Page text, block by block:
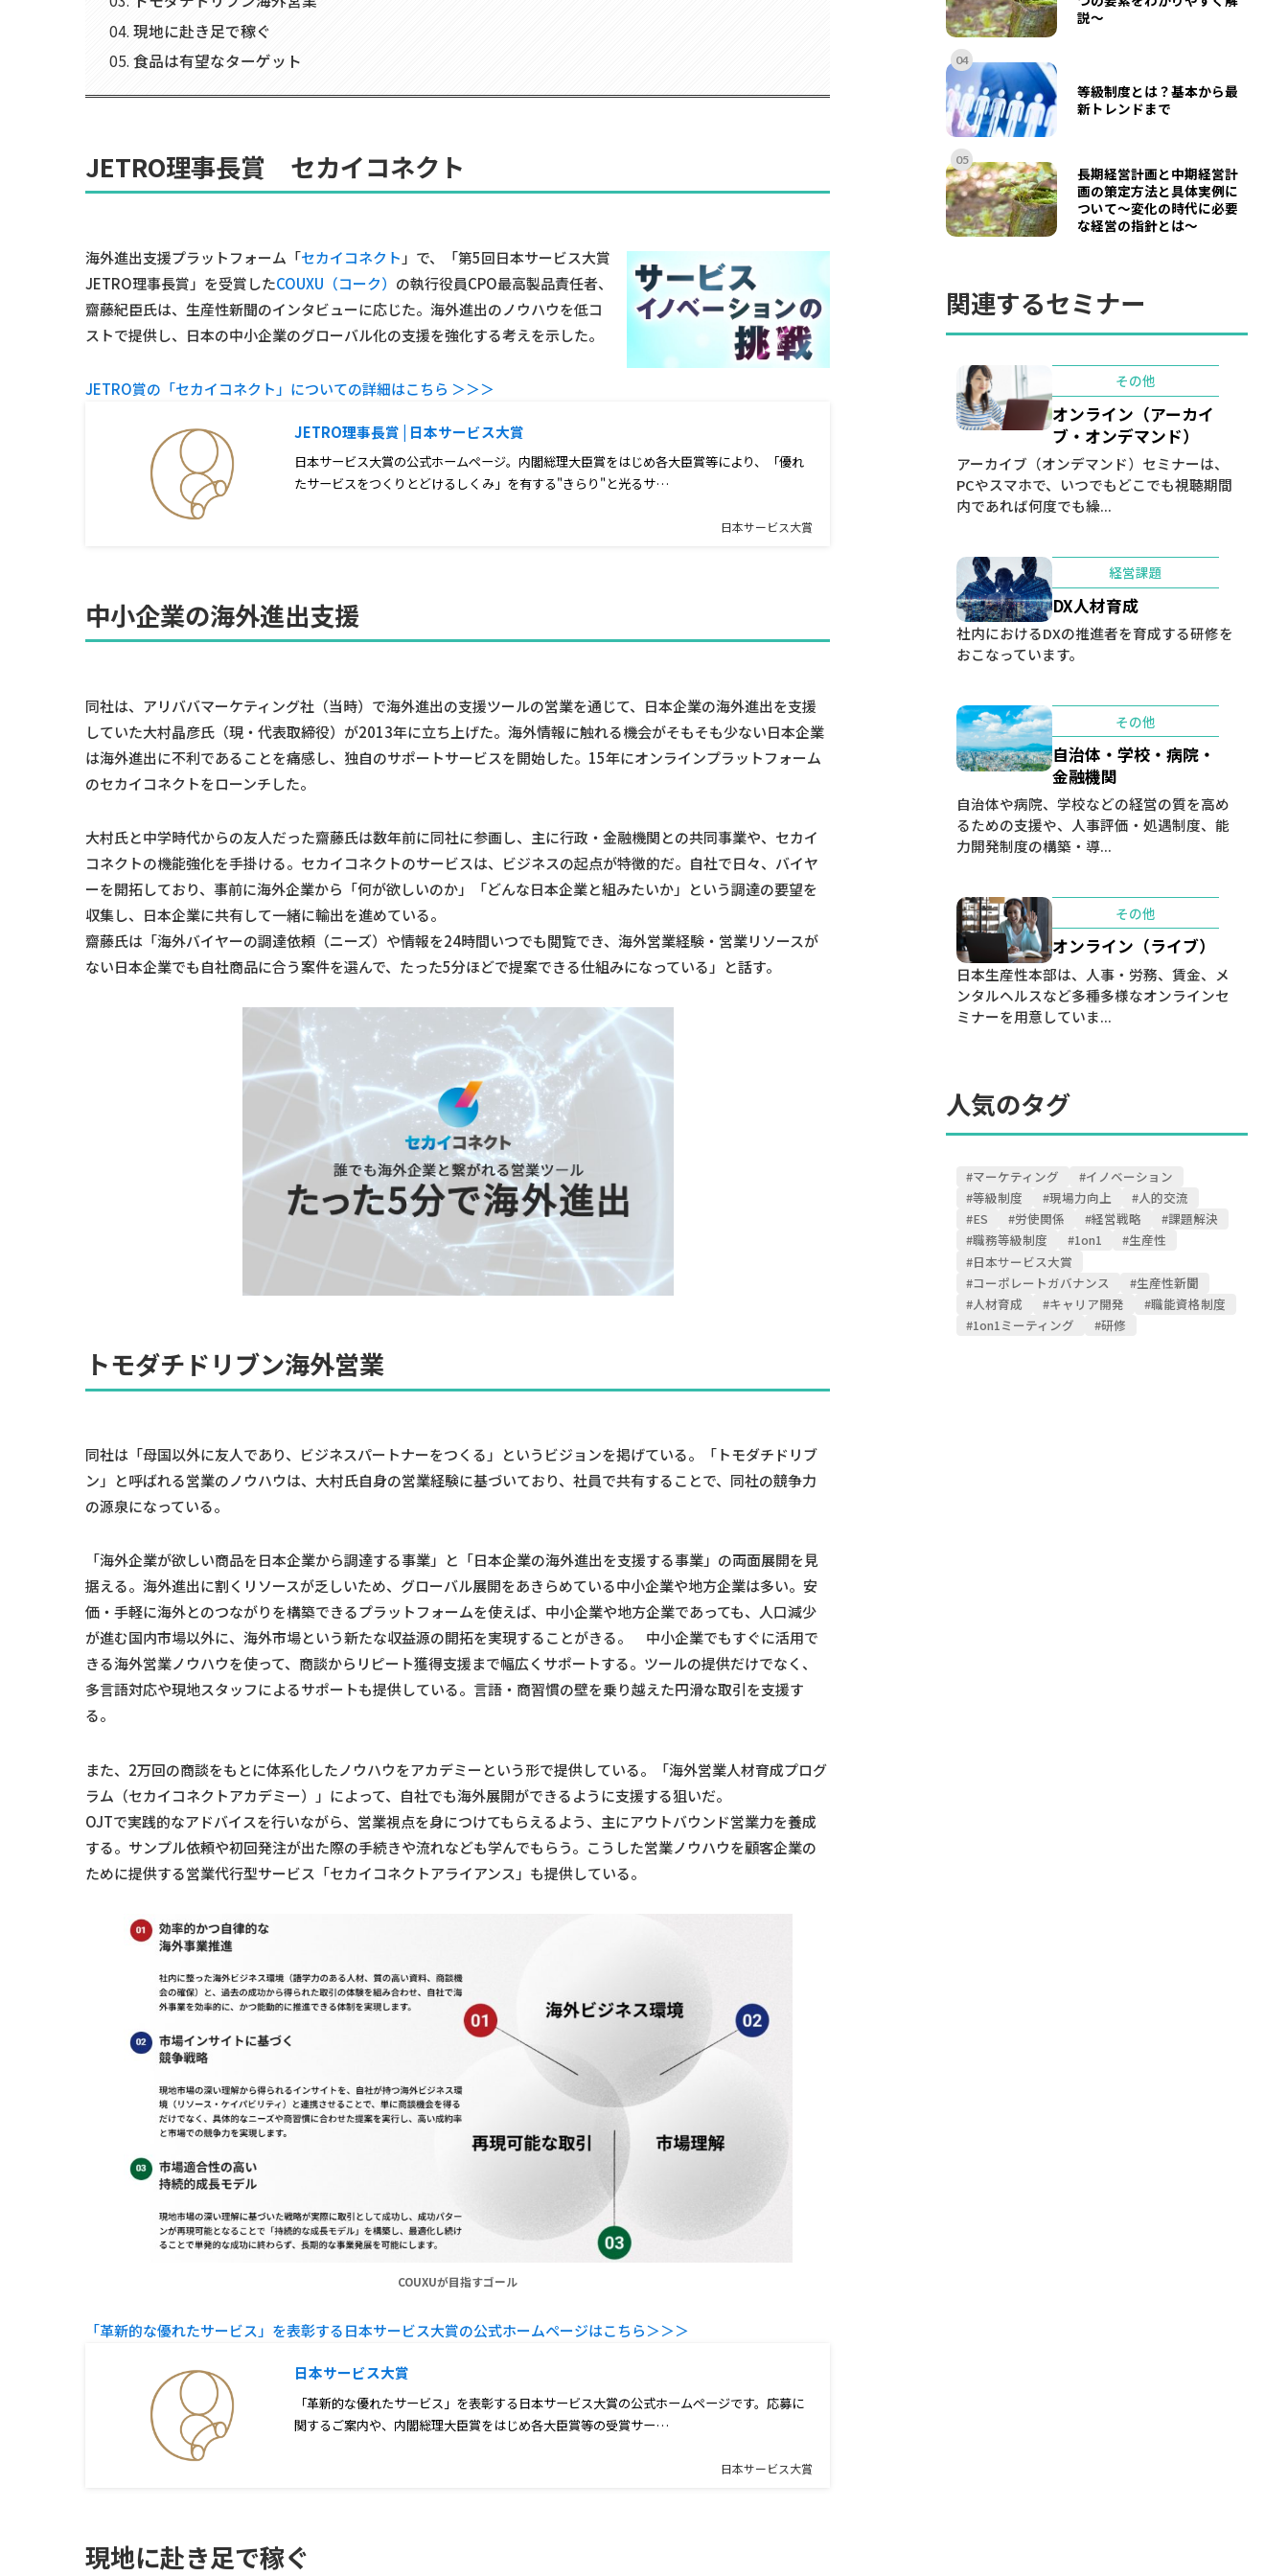
現地に赴き足で稼ぐ
食品は有望なターゲット
JETRO理事長賞 セカイコネクト
海外進出支援プラットフォーム「セカイコネクト 」で、「第5回日本サービス大賞
JETRO理事長賞」を受賞したCOUXU（コーク） の執行役員CPO最高製品責任者、
齋藤紀臣氏は、生産性新聞のインタビューに応じた。海外進出のノウハウを低コ
ストで提供し、日本の中小企業のグローバル化の支援を強化する考えを示した。
JETRO賞の「セカイコネクト」についての詳細はこちら ＞＞＞
JETRO理事長賞 | 日本サービス大賞
日本サービス大賞の公式ホームページ。内閣総理大臣賞をはじめ各大臣賞等により、「優れ
たサービスをつくりとどけるしくみ」を有する"きらり"と光るサ…
日本サービス大賞
中小企業の海外進出支援
同社は、アリババマーケティング社（当時）で海外進出の支援ツールの営業を通じて、日本企業の海外進出を支援
していた大村晶彦氏（現・代表取締役）が2013年に立ち上げた。海外情報に触れる機会がそもそも少ない日本企業
は海外進出に不利であることを痛感し、独自のサポートサービスを開始した。15年にオンラインプラットフォーム
のセカイコネクトをローンチした。
大村氏と中学時代からの友人だった齋藤氏は数年前に同社に参画し、主に行政・金融機関との共同事業や、セカイ
コネクトの機能強化を手掛ける。セカイコネクトのサービスは、ビジネスの起点が特徴的だ。自社で日々、バイヤ
ーを開拓しており、事前に海外企業から「何が欲しいのか」「どんな日本企業と組みたいか」という調達の要望を
収集し、日本企業に共有して一緒に輸出を進めている。
齋藤氏は「海外バイヤーの調達依頼（ニーズ）や情報を24時間いつでも閲覧でき、海外営業経験・営業リソースが
ない日本企業でも自社商品に合う案件を選んで、たった5分ほどで提案できる仕組みになっている」と話す。
トモダチドリブン海外営業
同社は「母国以外に友人であり、ビジネスパートナーをつくる」というビジョンを掲げている。「トモダチドリブ
ン」と呼ばれる営業のノウハウは、大村氏自身の営業経験に基づいており、社員で共有することで、同社の競争力
の源泉になっている。
「海外企業が欲しい商品を日本企業から調達する事業」と「日本企業の海外進出を支援する事業」の両面展開を見
据える。海外進出に割くリソースが乏しいため、グローバル展開をあきらめている中小企業や地方企業は多い。安
価・手軽に海外とのつながりを構築できるプラットフォームを使えば、中小企業や地方企業であっても、人口減少
が進む国内市場以外に、海外市場という新たな収益源の開拓を実現することがきる。 中小企業でもすぐに活用で
きる海外営業ノウハウを使って、商談からリピート獲得支援まで幅広くサポートする。ツールの提供だけでなく、
多言語対応や現地スタッフによるサポートも提供している。言語・商習慣の壁を乗り越えた円滑な取引を支援す
る。
また、2万回の商談をもとに体系化したノウハウをアカデミーという形で提供している。「海外営業人材育成プログ
ラム（セカイコネクトアカデミー）」によって、自社でも海外展開ができるように支援する狙いだ。
OJTで実践的なアドバイスを行いながら、営業視点を身につけてもらえるよう、主にアウトバウンド営業力を養成
する。サンプル依頼や初回発注が出た際の手続きや流れなども学んでもらう。こうした営業ノウハウを顧客企業の
ために提供する営業代行型サービス「セカイコネクトアライアンス」も提供している。
COUXUが目指すゴール
「革新的な優れたサービス」を表彰する日本サービス大賞の公式ホームページはこちら＞＞＞
日本サービス大賞
「革新的な優れたサービス」を表彰する日本サービス大賞の公式ホームページです。応募に
関するご案内や、内閣総理大臣賞をはじめ各大臣賞等の受賞サー…
日本サービス大賞
現地に赴き足で稼ぐ
説～
04
等級制度とは？基本から最
新トレンドまで
05
長期経営計画と中期経営計
画の策定方法と具体実例に
ついて〜変化の時代に必要
な経営の指針とは〜
関連するセミナー
その他
オンライン（アーカイ
ブ・オンデマンド）
アーカイブ（オンデマンド）セミナーは、
PCやスマホで、いつでもどこでも視聴期間
内であれば何度でも繰...
経営課題
DX人材育成
社内におけるDXの推進者を育成する研修を
おこなっています。
その他
自治体・学校・病院・
金融機関
自治体や病院、学校などの経営の質を高め
るための支援や、人事評価・処遇制度、能
力開発制度の構築・導...
その他
オンライン（ライブ）
日本生産性本部は、人事・労務、賃金、メ
ンタルヘルスなど多種多様なオンラインセ
ミナーを用意していま...
人気のタグ
#マーケティング
#イノベーション
#等級制度
#現場力向上
#人的交流
#ES
#労使関係 #経営戦略
#課題解決
#職務等級制度
#1on1
#生産性
#日本サービス大賞
#コーポレートガバナンス
#生産性新聞
#人材育成
#キャリア開発
#職能資格制度
#1on1ミーティング
#研修